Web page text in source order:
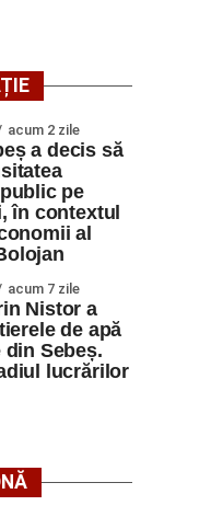
acum 2 zile
a decis să
pe
în contextul
al
acum 7 zile
Nistor a
de apă
Sebeș.
lucrărilor